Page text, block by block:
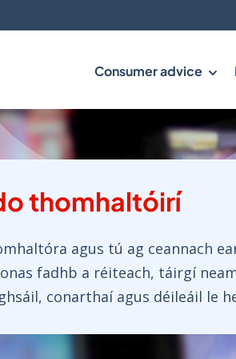
Consumer advice
thomhaltóirí
agus tú ag ceannach
fadhb a réiteach, táirgí
conarthaí agus déileáil le